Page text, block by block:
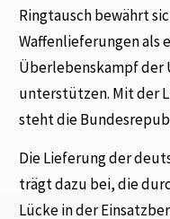
Ringtausch bewährt
Waffenlieferungen als
Überlebenskampf der
unterstützen. Mit der
steht die
Die Lieferung der
trägt dazu bei, die
Lücke in der